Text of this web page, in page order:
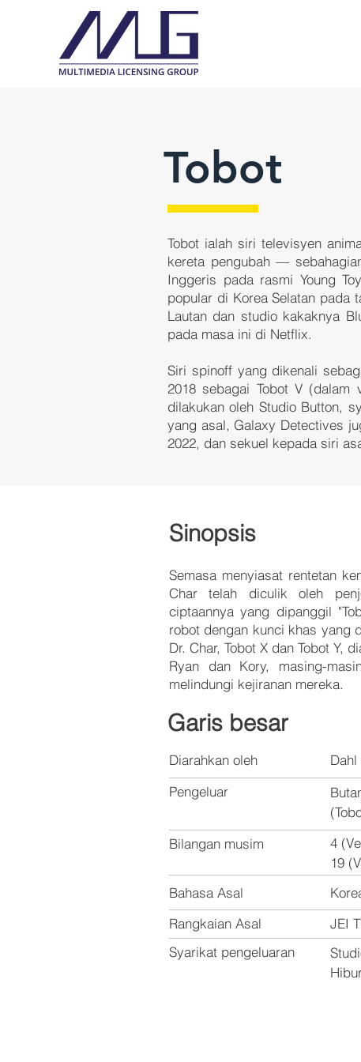
Tobot
Tobot ialah siri televisyen
kereta pengubah —
Inggeris pada rasmi Young
popular di Korea Selatan pada
Lautan dan studio kakaknya
pada masa ini di Netflix.
Siri spinoff yang dikenali
2018 sebagai Tobot V (dalam
dilakukan oleh Studio Button,
yang asal, Galaxy Detectives
2022, dan sekuel kepada siri
Sinopsis
Semasa menyiasat rentetan
Char telah diculik oleh
ciptaannya yang dipanggil
robot dengan kunci khas yang
Dr. Char, Tobot X dan Tobot Y,
Ryan dan Kory, masing-
melindungi kejiranan mereka.
Garis besar
Diarahkan oleh
Dahl
Pengeluar
Bilangan musim
4
19
Bahasa Asal
Rangkaian Asal
JEI
Syarikat pengeluaran